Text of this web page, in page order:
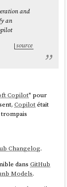
and
an
source
Copilot" pour
Copilotétait
trompais
Changelog.
dansGitHub
Models.